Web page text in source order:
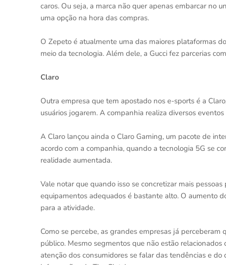
caros. Ou seja, a marca não quer apenas embarcar no
uma opção na hora das compras.
O Zepeto é atualmente uma das maiores plataformas
meio da tecnologia. Além dele, a Gucci fez parcerias
Claro
Outra empresa que tem apostado nos e-sports é a
usuários jogarem. A companhia realiza diversos
A Claro lançou ainda o Claro Gaming, um pacote de
acordo com a companhia, quando a tecnologia 5G se
realidade aumentada.
Vale notar que quando isso se concretizar mais
equipamentos adequados é bastante alto. O aumento
para a atividade.
Como se percebe, as grandes empresas já
público. Mesmo segmentos que não estão
atenção dos consumidores se falar das tendências e